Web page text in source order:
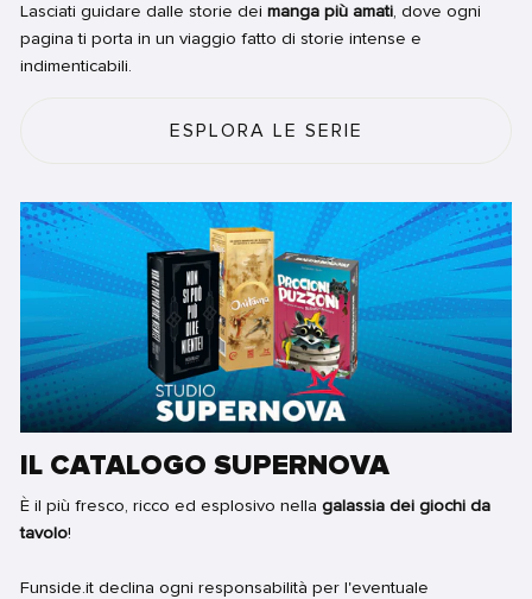
Lasciati guidare dalle storie dei manga più amati, dove ogni
pagina ti porta in un viaggio fatto di storie intense e
indimenticabili.
ESPLORA LE SERIE
IL CATALOGO SUPERNOVA
È il più fresco, ricco ed esplosivo nella galassia dei giochi da
tavolo!
Funside.it declina ogni responsabilità per l'eventuale